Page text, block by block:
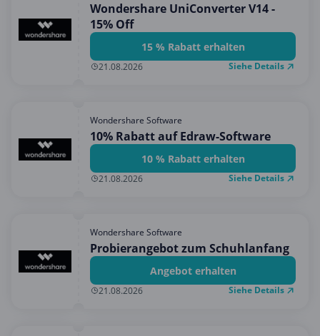
Wondershare UniConverter V14 -
15% Off
15 % Rabatt erhalten
21.08.2026 Siehe Details
Wondershare Software
10% Rabatt auf Edraw-Software
10 % Rabatt erhalten
21.08.2026 Siehe Details
Wondershare Software
Probierangebot zum Schuhlanfang
Angebot erhalten
21.08.2026 Siehe Details